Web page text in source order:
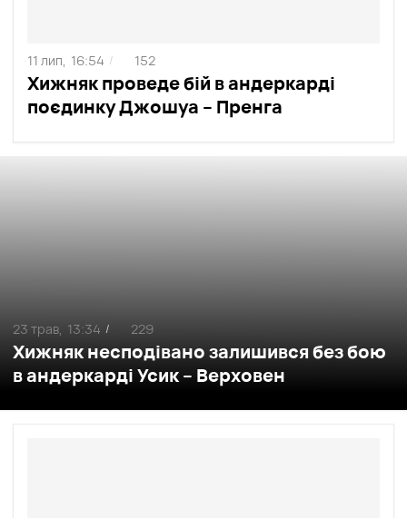
Хижняк проведе бій в андеркарді
поєдинку Джошуа – Пренга
11 лип, 16:54 / 152
Хижняк несподівано залишився без бою
в андеркарді Усик – Верховен
23 трав, 13:34 / 229